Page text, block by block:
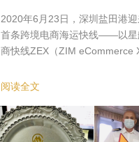
2020年6月23日，深圳盐田港
首条跨境电商海运快线——以星
商快线ZEX（ZIM eCommerce
阅读全文